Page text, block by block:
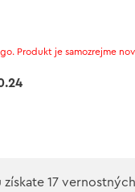
Produkt je samozrejme
17